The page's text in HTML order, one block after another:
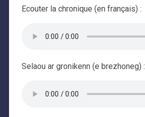
Ecouter la chronique (en français) :
Selaou ar gronikenn (e brezhoneg) :